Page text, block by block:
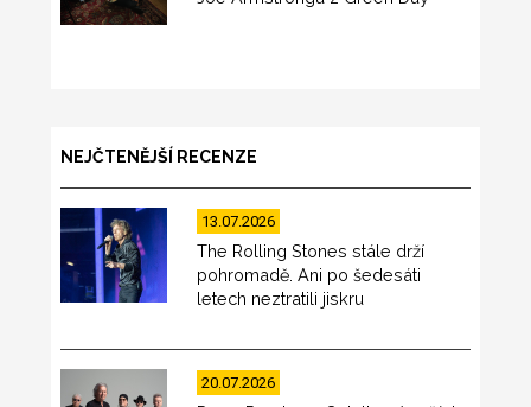
NEJČTENĚJŠÍ RECENZE
13.07.2026
The Rolling Stones stále drží
pohromadě. Ani po šedesáti
letech neztratili jiskru
20.07.2026